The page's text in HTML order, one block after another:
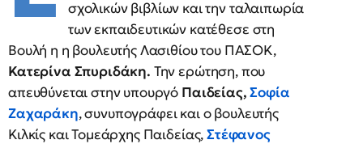
σχολικών βιβλίων και την ταλαιπωρία
των εκπαιδευτικών κατέθεσε στη
Βουλή η η βουλευτής Λασιθίου του ΠΑΣΟΚ,
Κατερίνα Σπυριδάκη. Την ερώτηση, που
απευθύνεται στην υπουργό Παιδείας,Σοφία
Ζαχαράκη, συνυπογράφει και ο βουλευτής
Κιλκίς και Τομεάρχης Παιδείας,Στέφανος